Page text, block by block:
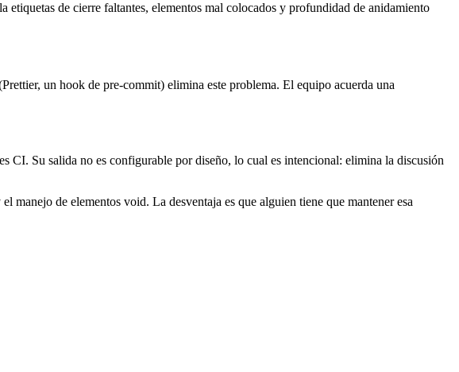
de cierre faltantes, elementos mal colocados y profundidad de anidamiento
un hook de pre-commit) elimina este problema. El equipo acuerda una
CI. Su salida no es configurable por diseño, lo cual es intencional: elimina la discusión
de elementos void. La desventaja es que alguien tiene que mantener esa